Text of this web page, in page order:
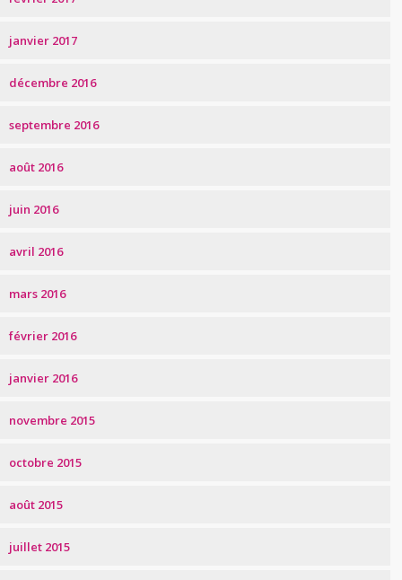
janvier 2017
décembre 2016
septembre 2016
août 2016
juin 2016
avril 2016
mars 2016
février 2016
janvier 2016
novembre 2015
octobre 2015
août 2015
juillet 2015